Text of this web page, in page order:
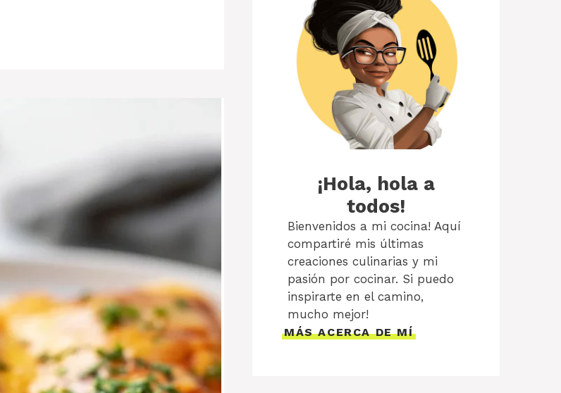
¡Hola, hola a
todos!
Bienvenidos a mi cocina! Aquí
compartiré mis últimas
creaciones culinarias y mi
pasión por cocinar. Si puedo
inspirarte en el camino,
mucho mejor!
MÁS ACERCA DE MÍ